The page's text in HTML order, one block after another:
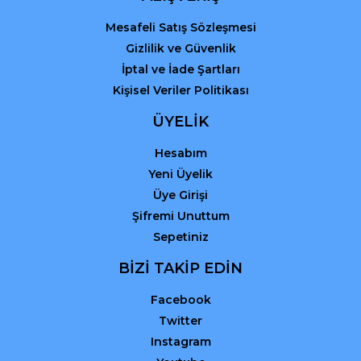
Mesafeli Satış Sözleşmesi
Gizlilik ve Güvenlik
İptal ve İade Şartları
Kişisel Veriler Politikası
ÜYELİK
Hesabım
Yeni Üyelik
Üye Girişi
Şifremi Unuttum
Sepetiniz
BİZİ TAKİP EDİN
Facebook
Twitter
Instagram